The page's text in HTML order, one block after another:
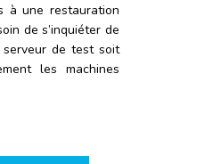
à une restauration
de s’inquiéter de
de test soit
les machines